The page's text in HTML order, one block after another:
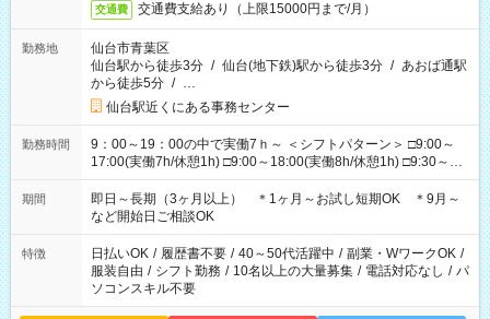
交通費 交通費支給あり（上限15000円まで/月）
勤務地
仙台市青葉区
仙台駅から徒歩3分 / 仙台(地下鉄)駅から徒歩3分 / あおば通駅
から徒歩5分 / …
仙台駅近くにある事務センター
勤務時間
9：00～19：00の中で実働7ｈ～ ＜シフトパターン＞ □9:00～
17:00(実働7h/休憩1h) □9:00～18:00(実働8h/休憩1h) □9:30～
18:30(実働8h/休憩1h) □10:00～18:00(実働7h/休憩1h) □10:00～
19:00(実働8h/休憩1h) ＊時間固定ＯＫ ＊シフト制勤務できる
方、歓迎！
期間
即日～長期（3ヶ月以上） ＊1ヶ月～お試し短期OK ＊9月～
など開始日ご相談OK
特徴 日払いOK / 履歴書不要 / 40～50代活躍中 / 副業・WワークOK /
服装自由 / シフト勤務 / 10名以上の大量募集 / 電話対応なし / パ
ソコンスキル不要